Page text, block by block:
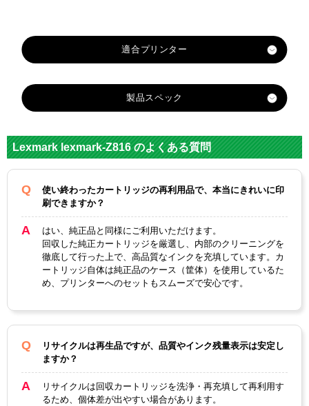
製品スペック
メーカ
ー
レックスマーク
対応
純正型
番
LEXMA
RK
35XL/18
C0035
（カラ
ー大容
量）
LEXMA
34XL/18
C0034
（ブラ
ック大
容量）
LEXMA
033A-
J（カラ
ー）
LEXMA
J（ブラ
ック）
カラー
顔料・
染料
染料
ICチッ
プ
あり
Lexmark lexmark-Z816 のよくある質問
使い終わったカートリッジの再利用品で、本当にきれいに印
刷できますか？
はい、純正品と同様にご利用いただけます。
回収した純正カートリッジを厳選し、内部のクリーニングを
徹底して行った上で、高品質なインクを充填しています。カ
ートリッジ自体は純正品のケース（筐体）を使用しているた
め、プリンターへのセットもスムーズで安心です。
リサイクルは再生品ですが、品質やインク残量表示は安定し
ますか？
リサイクルは回収カートリッジを洗浄・再充填して再利用す
るため、個体差が出やすい場合があります。